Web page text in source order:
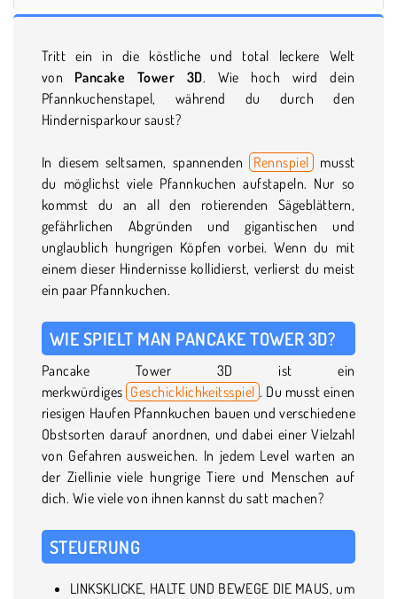
Tritt ein in die köstliche und total leckere Welt
von Pancake Tower 3D. Wie hoch wird dein
Pfannkuchenstapel, während du durch den
Hindernisparkour saust?
In diesem seltsamen, spannenden Rennspiel musst
du möglichst viele Pfannkuchen aufstapeln. Nur so
kommst du an all den rotierenden Sägeblättern,
gefährlichen Abgründen und gigantischen und
unglaublich hungrigen Köpfen vorbei. Wenn du mit
einem dieser Hindernisse kollidierst, verlierst du meist
ein paar Pfannkuchen.
WIE SPIELT MAN PANCAKE TOWER 3D?
Pancake Tower 3D ist ein
merkwürdiges Geschicklichkeitsspiel . Du musst einen
riesigen Haufen Pfannkuchen bauen und verschiedene
Obstsorten darauf anordnen, und dabei einer Vielzahl
von Gefahren ausweichen. In jedem Level warten an
der Ziellinie viele hungrige Tiere und Menschen auf
dich. Wie viele von ihnen kannst du satt machen?
STEUERUNG
LINKSKLICKE, HALTE UND BEWEGE DIE MAUS, um